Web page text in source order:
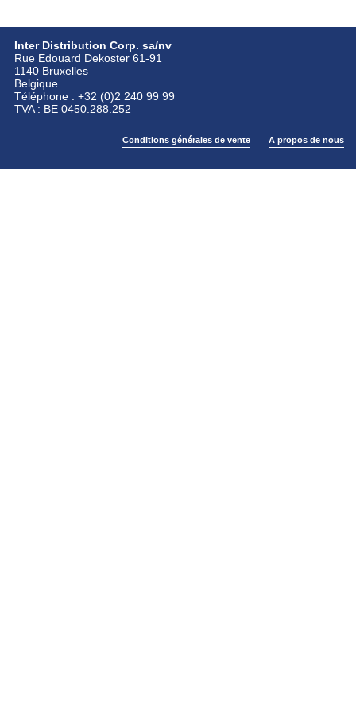
Inter Distribution Corp. sa/nv
Rue Edouard Dekoster 61-91
1140 Bruxelles
Belgique
Téléphone : +32 (0)2 240 99 99
TVA : BE 0450.288.252
Conditions générales de vente A propos de nous